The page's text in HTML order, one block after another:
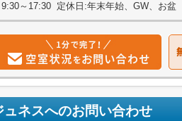
9:30～17:30 定休日:年末年始、GW、お盆
ュネスへのお問い合わせ